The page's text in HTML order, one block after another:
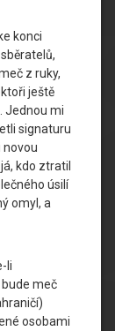
konci
z ruky,
ještě
Jednou mi
signaturu
novou
kdo ztratil
úsilí
omyl, a
li
meč
osobami